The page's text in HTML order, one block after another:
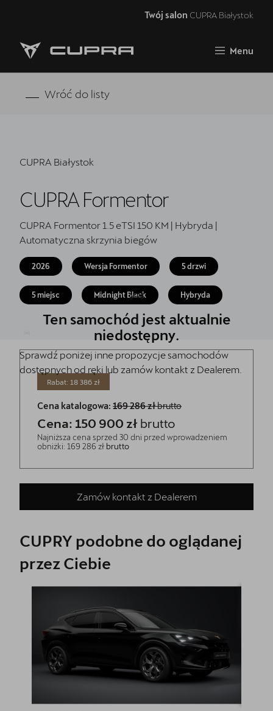
Twój salon CUPRA Białystok
Menu
Strona główna
Oferta i aktualności
5 lat gwarancji
Finansowanie
Serwis
Oryginalne części zamienne
Akcesoria CUPRA
Jazda próbna CUPRĄ
Dopłaty NaszEauto
O nas
Wróć do listy
CUPRA Białystok
CUPRA Formentor
CUPRA Formentor 1.5 eTSI 150 KM | Hybryda |
Automatyczna skrzynia biegów
2026 Wersja Formentor 5 drzwi
5 miejsc Midnight Black Hybryda
Ten samochód jest aktualnie
niedostępny.
Sprawdź poniżej inne propozycje samochodów
dostępnych od ręki lub zamów kontakt z Dealerem.
Rabat: 18 386 zł
Cena katalogowa: 169 286 złbrutto
Cena: 150 900 zł brutto
Najniższa cena sprzed 30 dni przed wprowadzeniem
obniżki: 169 286 zł brutto
Zamów kontakt z Dealerem
CUPRY podobne do oglądanej
przez Ciebie